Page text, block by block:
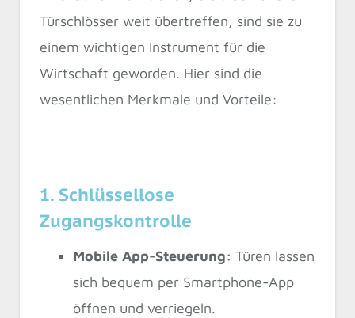
Türschlösser weit übertreffen, sind sie zu
einem wichtigen Instrument für die
Wirtschaft geworden. Hier sind die
wesentlichen Merkmale und Vorteile:
1. Schlüssellose
Zugangskontrolle
Mobile App-Steuerung: Türen lassen
sich bequem per Smartphone-App
öffnen und verriegeln.